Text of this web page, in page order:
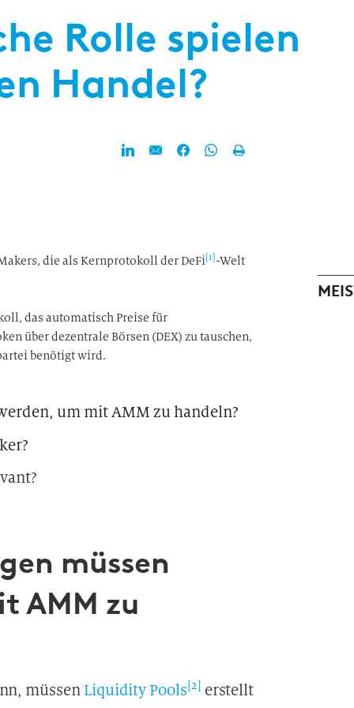
Rolle spielen
Handel?
die als Kernprotokoll der DeFi[1]-Welt
das automatisch Preise für
über dezentrale Börsen (DEX) zu tauschen,
benötigt wird.
um mit AMM zu handeln?
müssen
AMM zu
müssen Liquidity Pools[2] erstellt